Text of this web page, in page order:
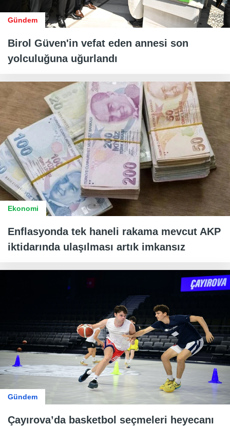
Gündem
Birol Güven'in vefat eden annesi son
yolculuğuna uğurlandı
Ekonomi
Enflasyonda tek haneli rakama mevcut AKP
iktidarında ulaşılması artık imkansız
Gündem
Çayırova’da basketbol seçmeleri heyecanı